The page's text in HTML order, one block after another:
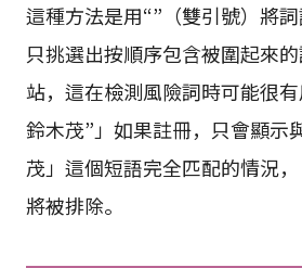
這種方法是用“”（雙引號）將詞
只挑選出按順序包含被圍起來
站，這在檢測風險詞時可能很
鈴木茂”」如果註冊，只會顯示
茂」這個短語完全匹配的情況，
將被排除。